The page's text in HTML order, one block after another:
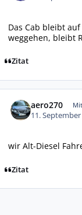
Das Cab bleibt
weggehen, bleibt
Zitat
aero270
11.
wir Alt-Diesel
Zitat